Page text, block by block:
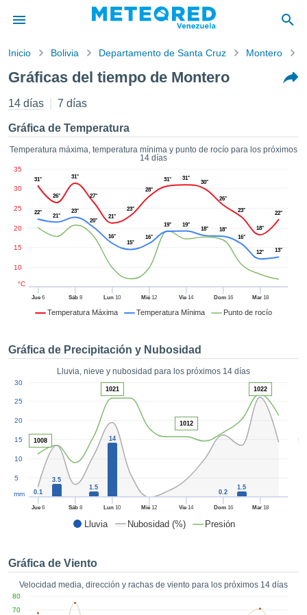
de
ha
por
para
que la
calidad.
a este
digital
basada
permite
coste.
el botón
a la
la
de todas
ya sean
en
así como
un perfil
para
CONTINUAR
CONFIGURACIÓN
Inicio Bolivia Departamento de Santa Cruz Montero
Gráficas del tiempo de Montero
14 días 7 días
Gráfica de Temperatura
Temperatura máxima, temperatura mínima y punto de rocío para los próximos
14 días
Temperatura Máxima Temperatura Mínima Punto de rocío
Jue 6 Sáb8 Lun 10 Mié 12 Vie 14 Dom16 Mar18
10
15
20
25
30
35
°C
31°
26°
31°
27°
21°
23°
28°
31° 31°
30°
26°
23°
18°
22°
22°
21°
23°
20°
16°
15°
16°
19° 19°
18°
18°
16°
12° 13°
Gráfica de Precipitación y Nubosidad
Lluvia, nieve y nubosidad para los próximos 14 días
Lluvia Nubosidad (%) Presión
50
Jue 6 Sáb8 Lun 10 Mié 12 Vie 14 Dom16 Mar18
5
10
15
20
25
30
mm 0.1
3.5
1.5
14
0.2
1.5
1008
1021
1012
1022
Gráfica de Viento
Velocidad media, dirección y rachas de viento para los próximos 14 días
70
80